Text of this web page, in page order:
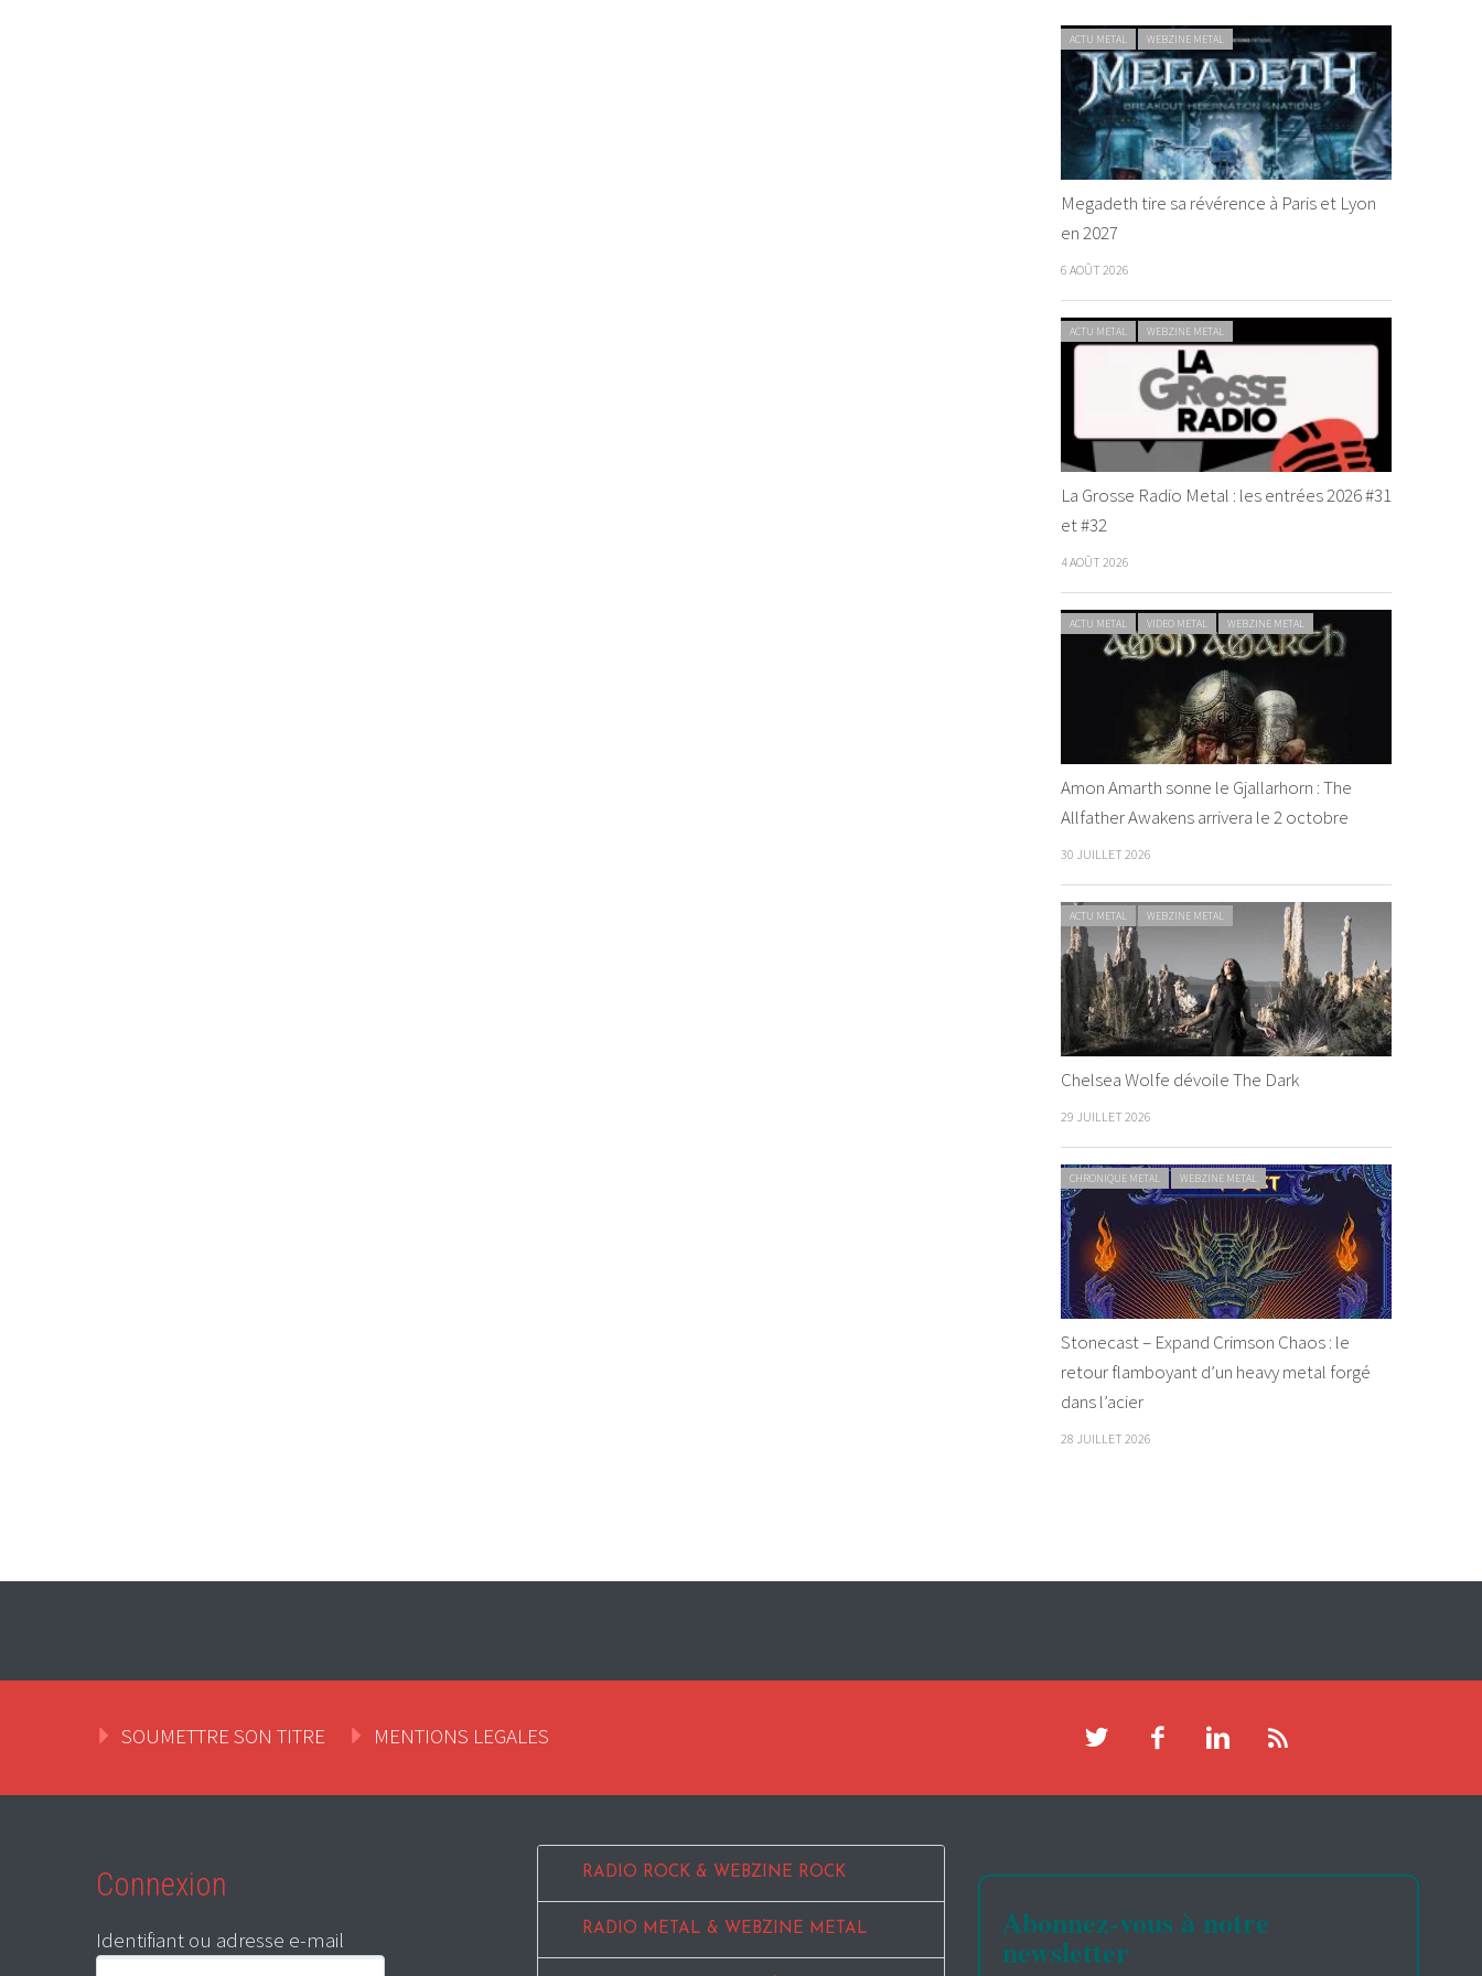
ACTU METAL WEBZINE METAL
Megadeth tire sa révérence à Paris et Lyon
en 2027
6 AOÛT 2026
ACTU METAL WEBZINE METAL
La Grosse Radio Metal : les entrées 2026 #31
et #32
4 AOÛT 2026
ACTU METAL VIDEO METAL WEBZINE METAL
Amon Amarth sonne le Gjallarhorn : The
Allfather Awakens arrivera le 2 octobre
30 JUILLET 2026
ACTU METAL WEBZINE METAL
Chelsea Wolfe dévoile The Dark
29 JUILLET 2026
CHRONIQUE METAL WEBZINE METAL
Stonecast – Expand Crimson Chaos : le
retour flamboyant d’un heavy metal forgé
dans l’acier
28 JUILLET 2026
SOUMETTRE SON TITRE MENTIONS LEGALES
Connexion
Identifiant ou adresse e-mail
RADIO ROCK & WEBZINE ROCK
RADIO METAL & WEBZINE METAL Abonnez-vous à notre
newsletter